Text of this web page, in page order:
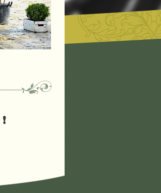
❗️